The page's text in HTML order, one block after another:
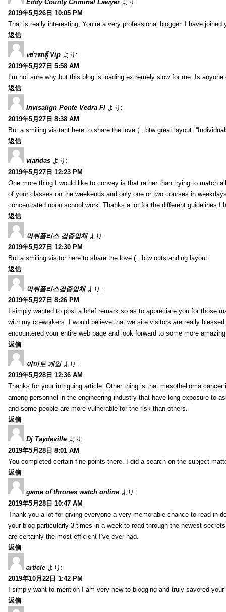
Eddy County Criminal Lawyer より:
2019年5月26日 10:05 PM
That is really interesting, You’re a very professional blogger. I have
返信
เช่ารถตู้ Vip より:
2019年5月27日 5:58 AM
I’m not sure why but this blog is loading extremely slow for me. Is
返信
Invisalign Ponte Vedra Fl より:
2019年5月27日 8:38 AM
But a smiling visitant here to share the love (:, btw great layout.
返信
viandas より:
2019年5月27日 12:23 PM
One more thing I would like to convey is that rather than trying to match
of your classes on the weekends and only one or two courses in
concentrated upon school work. Thanks a lot for the different guidelines I
返信
먹튀폴리스 검증업체 より:
2019年5月27日 12:30 PM
But a smiling visitor here to share the love (:, btw outstanding layout.
返信
먹튀폴리스검증업체 より:
2019年5月27日 8:26 PM
I simply wanted to post a brief remark so as to appreciate you for those
with my co-workers. I would believe that we site visitors are really
encountered your entire web page and look forward to some more
返信
야마토 게임 より:
2019年5月28日 12:36 AM
Thanks for your intriguing article. Other thing is that mesothelioma
among personnel in the engineering industry that have long exposure to
and some people are more vulnerable for the risk than others.
返信
Dj Taydeville より:
2019年5月28日 8:01 AM
You completed certain fine points there. I did a search on the subject
返信
game of thrones watch online より:
2019年5月28日 10:47 AM
Thank you a lot for giving everyone a very memorable chance to read in
your blog particularly 3 times in a week to read through the newest
are certainly the most efficient I’ve ever had.
返信
article より:
2019年10月22日 1:42 PM
I simply want to mention I am very new to blogging and truly savored
返信